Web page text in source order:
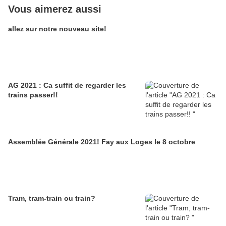
Vous aimerez aussi
allez sur notre nouveau site!
AG 2021 : Ca suffit de regarder les
trains passer!!
Assemblée Générale 2021! Fay aux Loges le 8 octobre
Tram, tram-train ou train?